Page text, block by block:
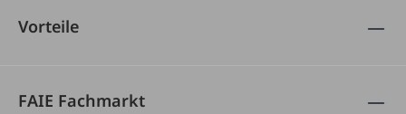
Vorteile
FAIE Fachmarkt